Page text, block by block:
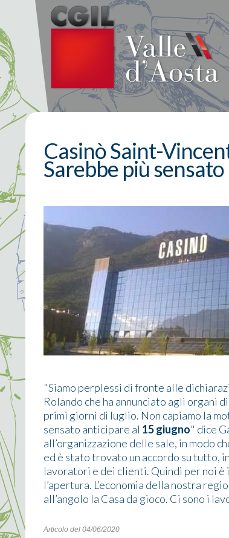
Casinò Saint-
Sarebbe più
"Siamo perplessi di fronte alle
Rolando che ha annunciato agli organi
primi giorni di luglio. Non capiamo la
sensato anticipare al 15 giugno" dice
all’organizzazione delle sale, in modo
ed è stato trovato un accordo su tutto,
lavoratori e dei clienti. Quindi per noi
l’apertura. L’economia della nostra
all’angolo la Casa da gioco. Ci sono i
Articolo del 04/06/2020